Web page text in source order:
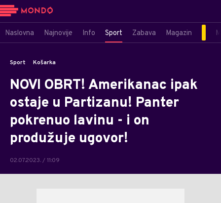
Naslovna Najnovije Info Sport Zabava Magazin
Sport Košarka
NOVI OBRT! Amerikanac ipak
ostaje u Partizanu! Panter
pokrenuo lavinu - i on
produžuje ugovor!
02.07.2023. / 11:09